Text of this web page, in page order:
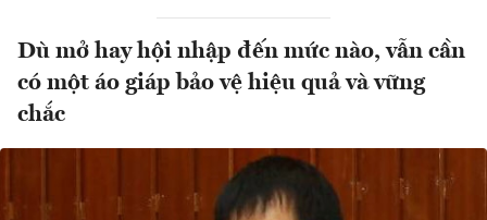
Dù mở hay hội nhập đến mức nào, vẫn cần
có một áo giáp bảo vệ hiệu quả và vững
chắc